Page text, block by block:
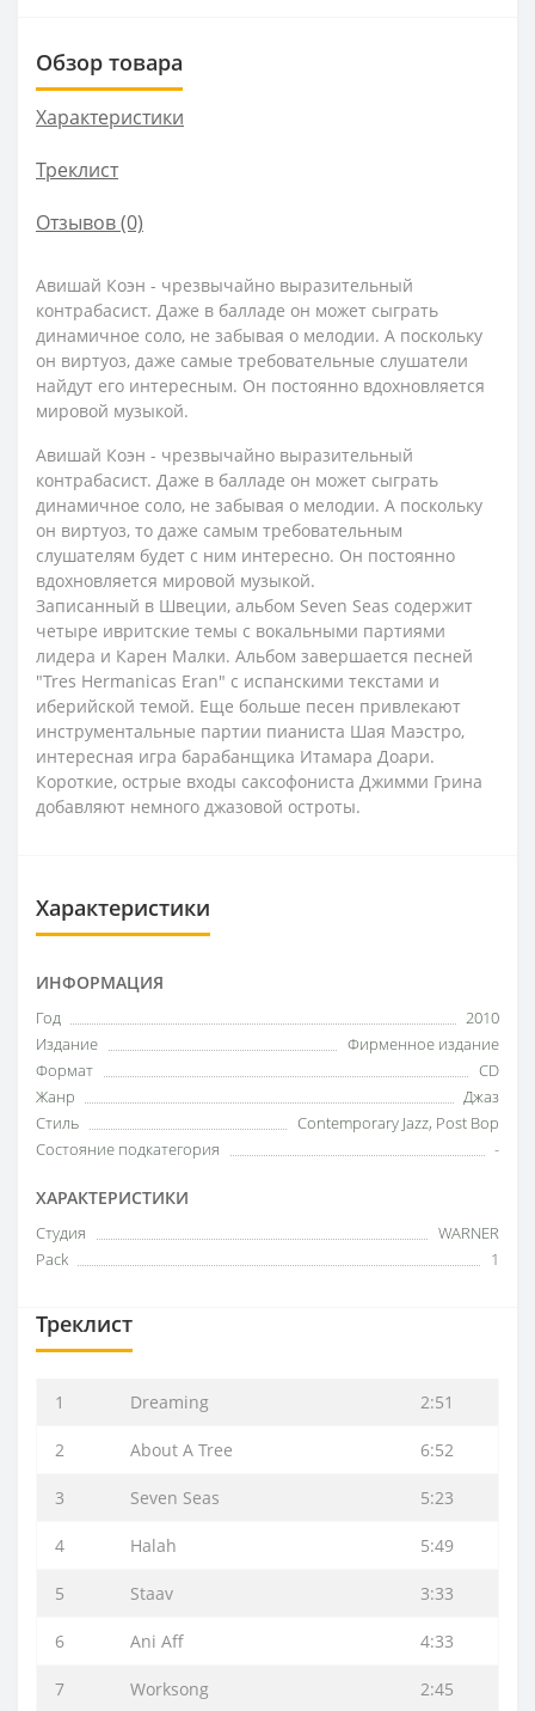
Обзор товара
Характеристики
Треклист
Отзывов (0)
Авишай Коэн - чрезвычайно выразительный
контрабасист. Даже в балладе он может сыграть
динамичное соло, не забывая о мелодии. А поскольку
он виртуоз, даже самые требовательные слушатели
найдут его интересным. Он постоянно вдохновляется
мировой музыкой.
Авишай Коэн - чрезвычайно выразительный
контрабасист. Даже в балладе он может сыграть
динамичное соло, не забывая о мелодии. А поскольку
он виртуоз, то даже самым требовательным
слушателям будет с ним интересно. Он постоянно
вдохновляется мировой музыкой.
Записанный в Швеции, альбом Seven Seas содержит
четыре ивритские темы с вокальными партиями
лидера и Карен Малки. Альбом завершается песней
"Tres Hermanicas Eran" с испанскими текстами и
иберийской темой. Еще больше песен привлекают
инструментальные партии пианиста Шая Маэстро,
интересная игра барабанщика Итамара Доари.
Короткие, острые входы саксофониста Джимми Грина
добавляют немного джазовой остроты.
Характеристики
ИНФОРМАЦИЯ
Год
2010
Издание
Фирменное издание
Формат
CD
Жанр
Джаз
Стиль
Contemporary Jazz, Post Bop
Состояние подкатегория
-
ХАРАКТЕРИСТИКИ
Студия
WARNER
Pack
1
Треклист
1 Dreaming 2:51
2 About A Tree 6:52
3 Seven Seas 5:23
4 Halah 5:49
5 Staav 3:33
6 Ani Aff 4:33
7 Worksong 2:45